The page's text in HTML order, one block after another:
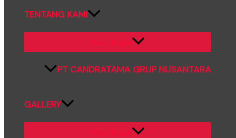
TENTANG KAMI
Menu Toggle
PT CANDRATAMA GRUP NUSANTARA
GALLERY
Menu Toggle